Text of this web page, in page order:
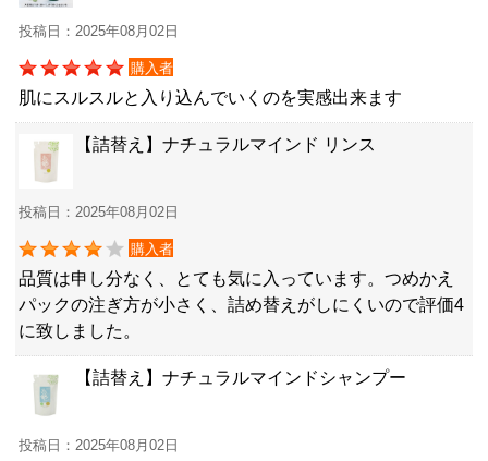
投稿日：2025年08月02日
購入者
肌にスルスルと入り込んでいくのを実感出来ます
【詰替え】ナチュラルマインド リンス
投稿日：2025年08月02日
購入者
品質は申し分なく、とても気に入っています。つめかえ
パックの注ぎ方が小さく、詰め替えがしにくいので評価4
に致しました。
【詰替え】ナチュラルマインドシャンプー
投稿日：2025年08月02日